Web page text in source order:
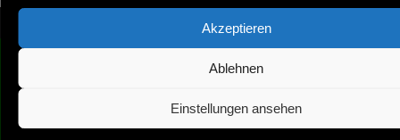
Akzeptieren
Ablehnen
Einstellungen ansehen